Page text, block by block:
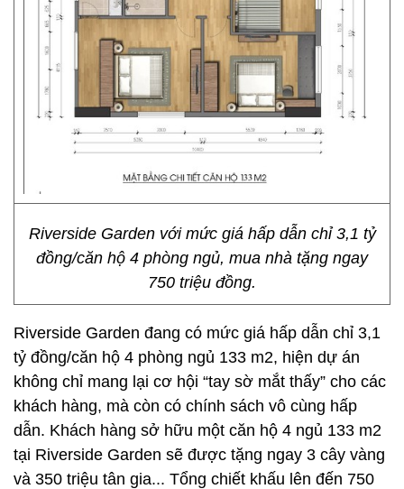
Riverside Garden với mức giá hấp dẫn chỉ 3,1 tỷ
đồng/căn hộ 4 phòng ngủ, mua nhà tặng ngay
750 triệu đồng.
Riverside Garden đang có mức giá hấp dẫn chỉ 3,1
tỷ đồng/căn hộ 4 phòng ngủ 133 m2, hiện dự án
không chỉ mang lại cơ hội “tay sờ mắt thấy” cho các
khách hàng, mà còn có chính sách vô cùng hấp
dẫn. Khách hàng sở hữu một căn hộ 4 ngủ 133 m2
tại Riverside Garden sẽ được tặng ngay 3 cây vàng
và 350 triệu tân gia... Tổng chiết khấu lên đến 750